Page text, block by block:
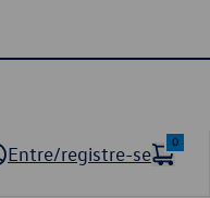
Entre/registre-se
0